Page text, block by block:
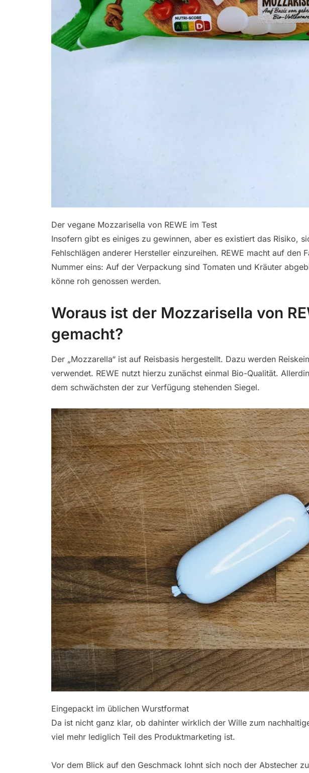
Der vegane Mozzarisella von REWE im Test
Insofern gibt es einiges zu gewinnen, aber es existiert das Risiko,
Fehlschlägen anderer Hersteller einzureihen. REWE macht auf den
Nummer eins: Auf der Verpackung sind Tomaten und Kräuter
könne roh genossen werden.
Woraus ist der Mozzarisella von
gemacht?
Der „Mozzarella“ ist auf Reisbasis hergestellt. Dazu werden
verwendet. REWE nutzt hierzu zunächst einmal Bio-Qualität.
dem schwächsten der zur Verfügung stehenden Siegel.
Eingepackt im üblichen Wurstformat
Da ist nicht ganz klar, ob dahinter wirklich der Wille zum
viel mehr lediglich Teil des Produktmarketing ist.
Vor dem Blick auf den Geschmack lohnt sich noch der Abstecher